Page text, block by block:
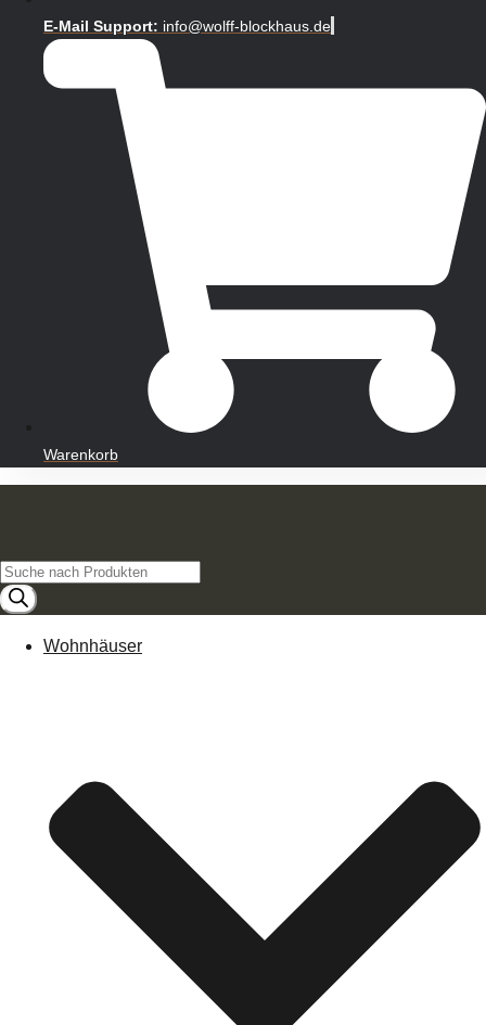
E-Mail Support: info@wolff-blockhaus.de
Warenkorb
Products
search
Wohnhäuser